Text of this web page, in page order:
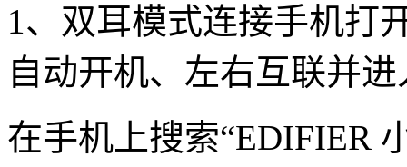
1、双耳模式连接手机打
自动开机、左右互联并
在手机上搜索“EDIFIER